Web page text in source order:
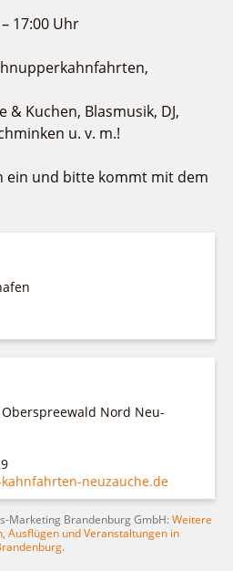
17:00 Uhr
& Kuchen, Blasmusik, DJ,
u. v. m.!
ein und bitte kommt mit dem
Nord Neu-
neuzauche.de
Marketing Brandenburg GmbH:Weitere
Ausflügen und Veranstaltungen in
.